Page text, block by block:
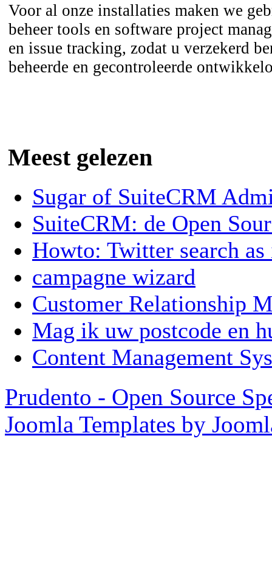
Voor al onze installaties maken we
beheer tools en software project
en issue tracking, zodat u verzekerd
beheerde en gecontroleerde
Meest gelezen
Sugar of SuiteCRM
SuiteCRM: de Open
Howto: Twitter search
campagne wizard
Customer Relationship
Mag ik uw postcode en
Content Management
Prudento - Open Source
Joomla Templates by